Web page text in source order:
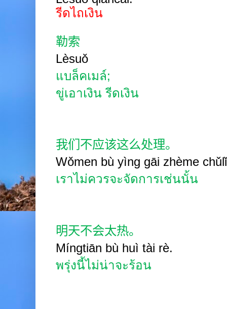
รีดไถเงิน
勒索
Lèsuǒ
แบล็คเมล์;
ขู่เอาเงิน รีดเงิน
我们不应该这么处理。
Wǒmen bù yìng gāi zhème
เราไม่ควรจะจัดการเช่นนั้น
明天不会太热。
Míngtiān bù huì tài rè.
พรุ่งนี้ไม่น่าจะร้อน